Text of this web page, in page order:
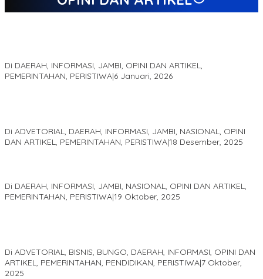
Di DAERAH, INFORMASI, JAMBI, OPINI DAN ARTIKEL,
PEMERINTAHAN, PERISTIWA|6 Januari, 2026
Di ADVETORIAL, DAERAH, INFORMASI, JAMBI, NASIONAL, OPINI
DAN ARTIKEL, PEMERINTAHAN, PERISTIWA|18 Desember, 2025
Di DAERAH, INFORMASI, JAMBI, NASIONAL, OPINI DAN ARTIKEL,
PEMERINTAHAN, PERISTIWA|19 Oktober, 2025
Di ADVETORIAL, BISNIS, BUNGO, DAERAH, INFORMASI, OPINI DAN
ARTIKEL, PEMERINTAHAN, PENDIDIKAN, PERISTIWA|7 Oktober,
2025